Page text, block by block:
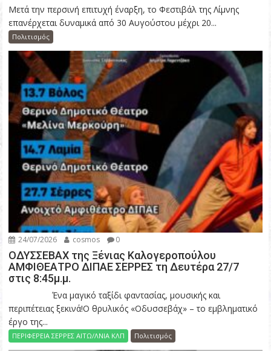
Μετά την περσινή επιτυχή έναρξη, το Φεστιβάλ της Λίμνης
επανέρχεται δυναμικά από 30 Αυγούστου μέχρι 20...
Πολιτισμός
24/07/2026 cosmos 0
ΟΔΥΣΣΕΒΑΧ της Ξένιας Καλογεροπούλου
ΑΜΦΙΘΕΑΤΡΟ ΔΙΠΑΕ ΣΕΡΡΕΣ τη Δευτέρα 27/7
στις 8:45μ.μ.
Ένα μαγικό ταξίδι φαντασίας, μουσικής και
περιπέτειας ξεκινά!Ο θρυλικός «Οδυσσεβάχ» – το εμβληματικό
έργο της...
ΠΕΡΙΦΕΡΕΙΑ ΣΕΡΡΕΣ ΑΙΤΩ/ΛΝΙΑ ΚΛΠ Πολιτισμός